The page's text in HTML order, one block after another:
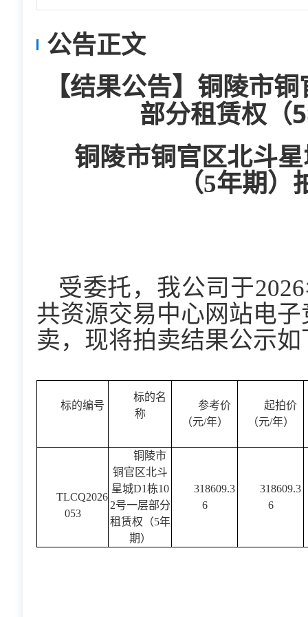
公告正文
【结果公告】铜陵市
部分租赁权（
铜陵市铜官区北斗
（5年期
受委托，我公司于
共资源交易中心网站电
卖，现将拍卖结果公示如
标的编号
标的名
称
参考价
（元/年）
起拍价
（元/年）
TLCQ2026
053
铜陵市
铜官区北斗
星城D1栋10
2号一层部分
租赁权（5年
期）
318609.3
6
318609.3
6